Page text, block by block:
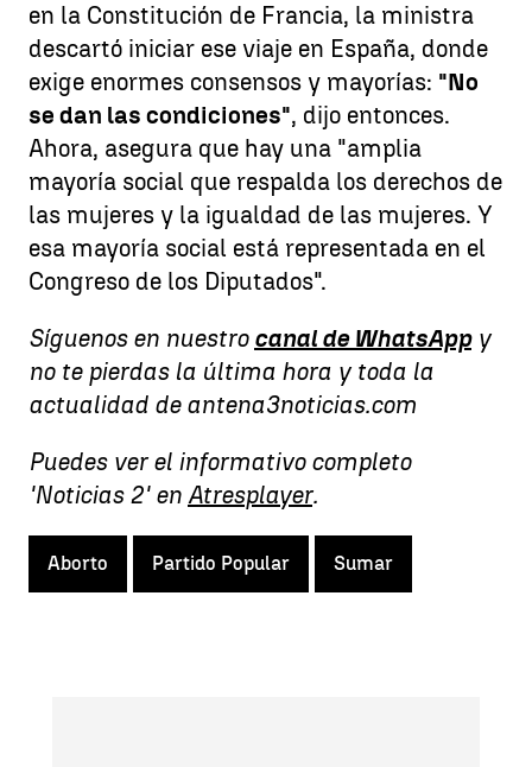
en la Constitución de Francia, la ministra
descartó iniciar ese viaje en España, donde
exige enormes consensos y mayorías: "No
se dan las condiciones", dijo entonces.
Ahora, asegura que hay una "amplia
mayoría social que respalda los derechos de
las mujeres y la igualdad de las mujeres. Y
esa mayoría social está representada en el
Congreso de los Diputados".
Síguenos en nuestro canal de WhatsAppy
no te pierdas la última hora y toda la
actualidad de antena3noticias.com
Puedes ver el informativo completo
'Noticias 2' en Atresplayer.
Aborto Partido Popular Sumar